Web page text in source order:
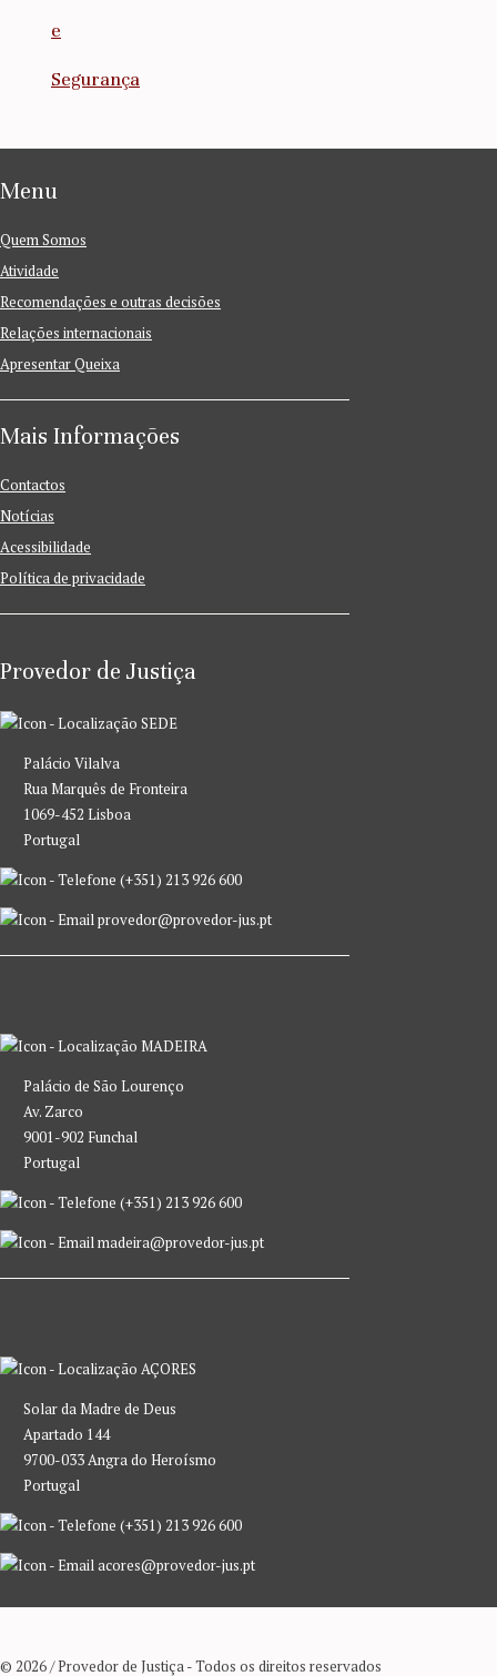
e
Segurança
Menu
Quem Somos
Atividade
Recomendações e outras decisões
Relações internacionais
Apresentar Queixa
Mais Informações
Contactos
Notícias
Acessibilidade
Política de privacidade
Provedor de Justiça
SEDE
Palácio Vilalva
Rua Marquês de Fronteira
1069-452 Lisboa
Portugal
(+351) 213 926 600
provedor@provedor-jus.pt
MADEIRA
Palácio de São Lourenço
Av. Zarco
9001-902 Funchal
Portugal
(+351) 213 926 600
madeira@provedor-jus.pt
AÇORES
Solar da Madre de Deus
Apartado 144
9700-033 Angra do Heroísmo
Portugal
(+351) 213 926 600
acores@provedor-jus.pt
© 2026 / Provedor de Justiça - Todos os direitos reservados